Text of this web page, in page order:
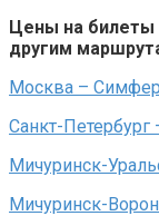
Цены на билеты
другим
Москва –
Санкт-
Мичуринск-
Мичуринск-